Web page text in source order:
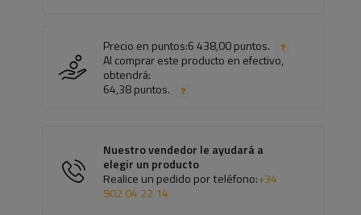
Precio en puntos:6 438,00 puntos.
Al comprar este producto en efectivo,
obtendrá:
64,38 puntos.
Nuestro vendedor le ayudará a
elegir un producto
Realice un pedido por teléfono:+34
902 04 22 14